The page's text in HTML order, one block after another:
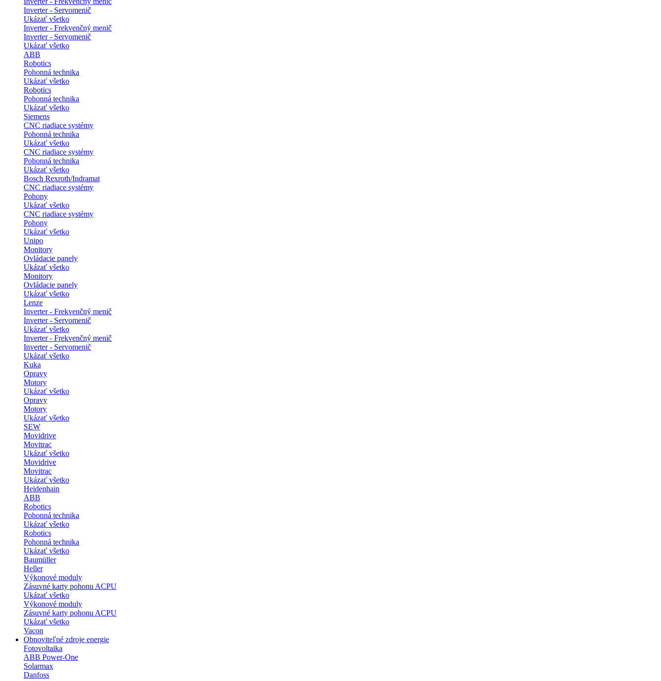
Inverter - Servomenič
Ukázať všetko
Inverter - Frekvenčný menič
Inverter - Servomenič
Ukázať všetko
ABB
Robotics
Pohonná technika
Ukázať všetko
Robotics
Pohonná technika
Ukázať všetko
Siemens
CNC riadiace systémy
Pohonná technika
Ukázať všetko
CNC riadiace systémy
Pohonná technika
Ukázať všetko
Bosch Rexroth/Indramat
CNC riadiace systémy
Pohony
Ukázať všetko
CNC riadiace systémy
Pohony
Ukázať všetko
Unipo
Monitory
Ovládacie panely
Ukázať všetko
Monitory
Ovládacie panely
Ukázať všetko
Lenze
Inverter - Frekvenčný menič
Inverter - Servomenič
Ukázať všetko
Inverter - Frekvenčný menič
Inverter - Servomenič
Ukázať všetko
Kuka
Opravy
Motory
Ukázať všetko
Opravy
Motory
Ukázať všetko
SEW
Movidrive
Movitrac
Ukázať všetko
Movidrive
Movitrac
Ukázať všetko
Heidenhain
ABB
Robotics
Pohonná technika
Ukázať všetko
Robotics
Pohonná technika
Ukázať všetko
Baumüller
Heller
Výkonové moduly
Zásuvné karty pohonu ACPU
Ukázať všetko
Výkonové moduly
Zásuvné karty pohonu ACPU
Ukázať všetko
Vacon
Obnoviteľné zdroje energie
Fotovoltaika
ABB Power-One
Solarmax
Danfoss